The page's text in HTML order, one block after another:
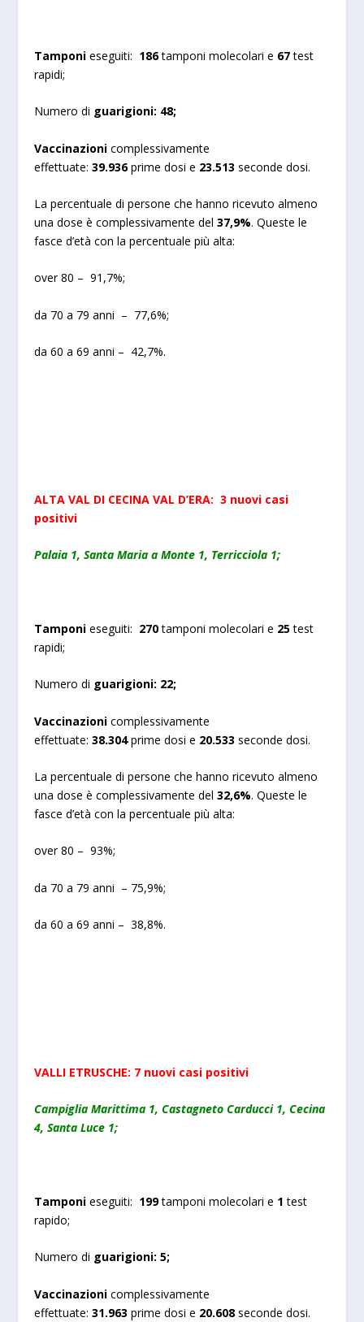
Tamponi eseguiti: 186tamponi molecolari e 67test
rapidi;
Numero di guarigioni: 48;
Vaccinazioni complessivamente
effettuate:39.936prime dosi e 23.513seconde dosi.
La percentuale di persone che hanno ricevuto almeno
una dose è complessivamente del37,9%. Queste le
fasce d’età con la percentuale più alta:
over 80 – 91,7%;
da 70 a 79 anni – 77,6%;
da 60 a 69 anni – 42,7%.
ALTA VAL DI CECINA VAL D’ERA: 3 nuovi casi
positivi
Palaia 1, Santa Maria a Monte 1, Terricciola 1;
Tamponi eseguiti: 270tamponi molecolari e 25test
rapidi;
Numero di guarigioni: 22;
Vaccinazioni complessivamente
effettuate:38.304prime dosi e 20.533seconde dosi.
La percentuale di persone che hanno ricevuto almeno
una dose è complessivamente del32,6%. Queste le
fasce d’età con la percentuale più alta:
over 80 – 93%;
da 70 a 79 anni – 75,9%;
da 60 a 69 anni – 38,8%.
VALLI ETRUSCHE: 7 nuovi casi positivi
Campiglia Marittima 1, Castagneto Carducci 1, Cecina
4, Santa Luce 1;
Tamponi eseguiti: 199tamponi molecolari e 1test
rapido;
Numero di guarigioni: 5;
Vaccinazioni complessivamente
effettuate: 31.963prime dosi e 20.608seconde dosi.